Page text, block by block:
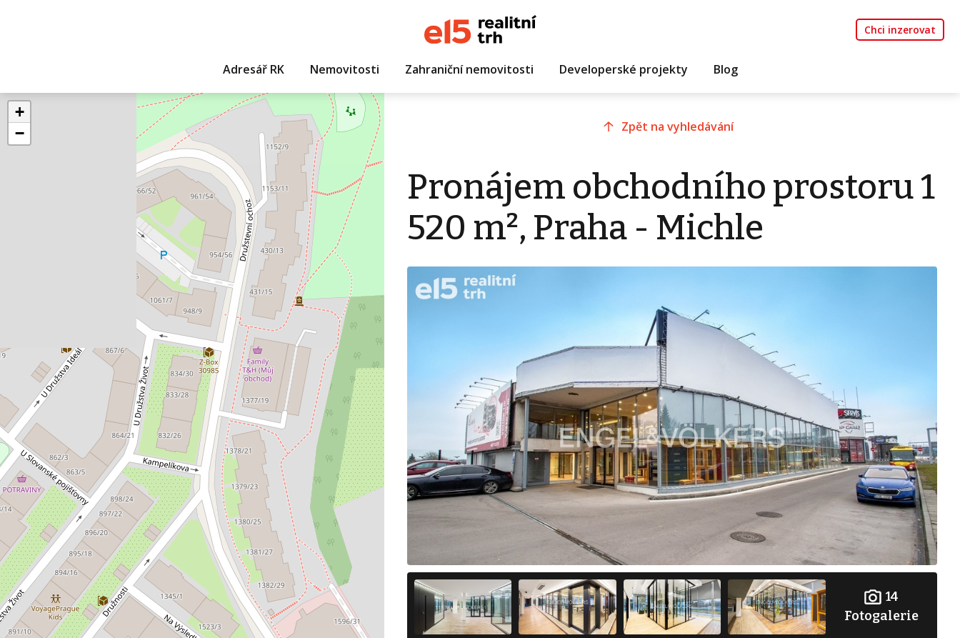
Chci inzerovat
Adresář RK Nemovitosti Zahraniční nemovitosti Developerské projekty Blog
+
−
Zpět na vyhledávání
Pronájem obchodního prostoru 1
520 m², Praha - Michle
14
Fotogalerie